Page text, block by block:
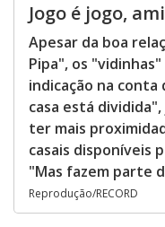
Jogo é jogo,
Apesar da boa
Pipa", os
indicação na conta
casa está
ter mais
casais disponíveis
"Mas fazem parte
Reprodução/RECORD